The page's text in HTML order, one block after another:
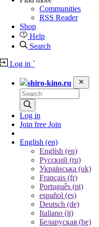
Communities
RSS Reader
Shop
Help
Search
Log in `
shiro-kino.ru
Log in
Join free Join
English (en)
English (en)
Русский (ru)
Українська (uk)
Français (fr)
Português (pt)
español (es)
Deutsch (de)
Italiano (it)
Беларуская (be)